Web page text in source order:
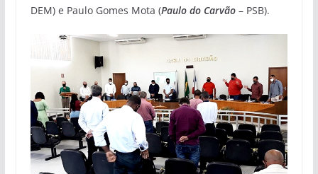
DEM) e Paulo Gomes Mota (Paulo do Carvão– PSB).